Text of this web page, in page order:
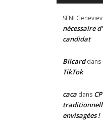
SENI
nécessaire
candidat
Bilcarddans
TikTok
caca dans
envisagées !